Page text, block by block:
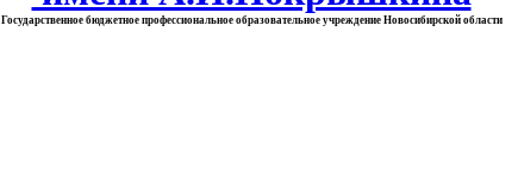
Государственное бюджетное профессиональное образовательное учреждение Новосибирской области